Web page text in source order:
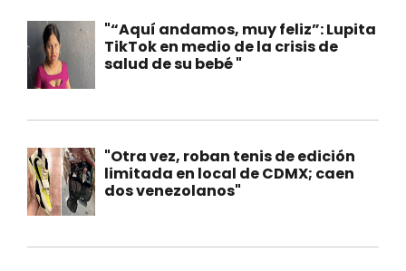
"“Aquí andamos, muy feliz”: Lupita
TikTok en medio de la crisis de
salud de su bebé "
"Otra vez, roban tenis de edición
limitada en local de CDMX; caen
dos venezolanos"